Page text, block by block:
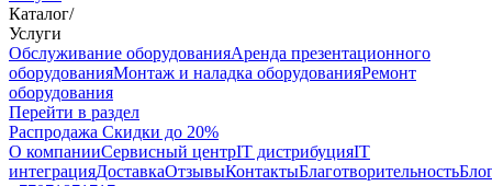
Каталог/
Услуги
Oбслуживание оборудованияАренда презентационного
оборудованияМонтаж и наладка оборудованияРемонт
оборудования
Перейти в раздел
Распродажа Скидки до 20%
О компанииСервисный центрIT дистрибуцияIT
интеграцияДоставкаОтзывыКонтактыБлаготворительность